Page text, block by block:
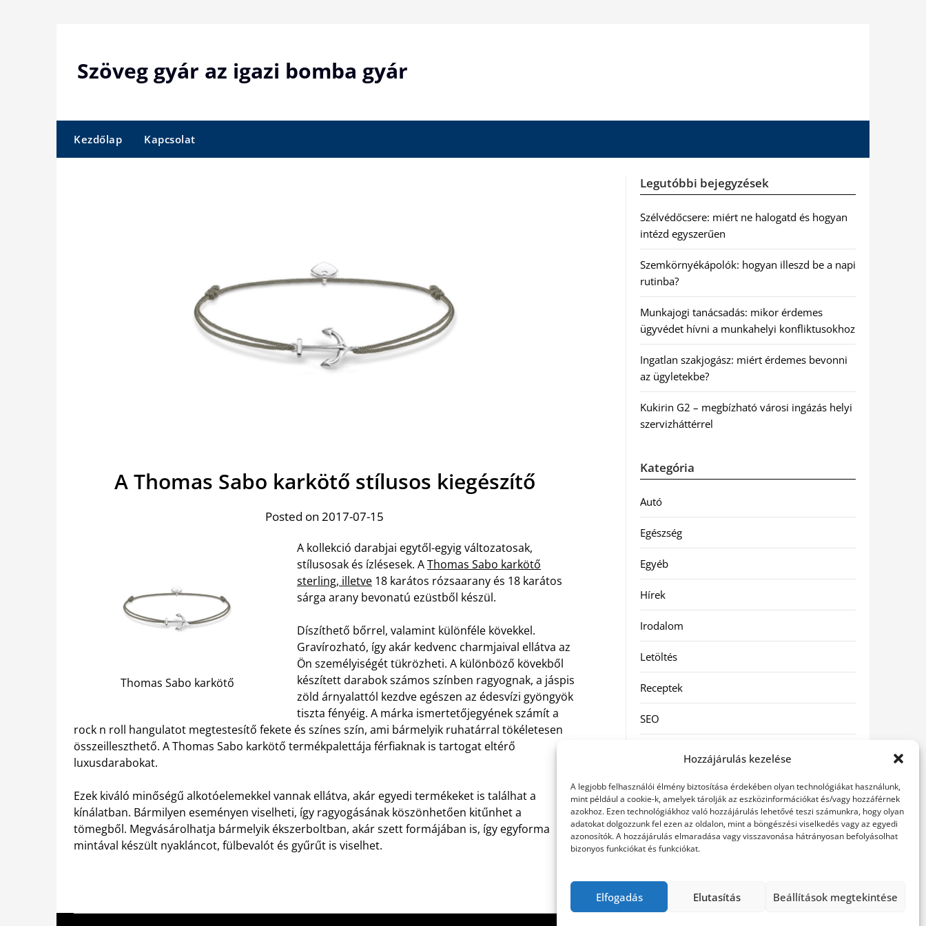
Hozzájárulás kezelése
A legjobb felhasználói élmény biztosítása érdekében olyan technológiákat használunk,
mint például a cookie-k, amelyek tárolják az eszközinformációkat és/vagy hozzáférnek
azokhoz. Ezen technológiákhoz való hozzájárulás lehetővé teszi számunkra, hogy olyan
adatokat dolgozzunk fel ezen az oldalon, mint a böngészési viselkedés vagy az egyedi
azonosítók. A hozzájárulás elmaradása vagy visszavonása hátrányosan befolyásolhat
bizonyos funkciókat és funkciókat.
Elfogadás Elutasítás Beállítások megtekintése
Szöveg gyár az igazi bomba gyár
Kezdőlap Kapcsolat
A Thomas Sabo karkötő stílusos kiegészítő
Posted on 2017-07-15
Thomas Sabo karkötő
A kollekció darabjai egytől-egyig változatosak,
stílusosak és ízlésesek. AThomas Sabo karkötő
sterling, illetve 18 karátos rózsaarany és 18 karátos
sárga arany bevonatú ezüstből készül.
Díszíthető bőrrel, valamint különféle kövekkel.
Gravírozható, így akár kedvenc charmjaival ellátva az
Ön személyiségét tükrözheti. A különböző kövekből
készített darabok számos színben ragyognak, a jáspis
zöld árnyalattól kezdve egészen az édesvízi gyöngyök
tiszta fényéig. A márka ismertetőjegyének számít a
rock n roll hangulatot megtestesítő fekete és színes szín, ami bármelyik ruhatárral tökéletesen
összeilleszthető. A Thomas Sabo karkötő termékpalettája férfiaknak is tartogat eltérő
luxusdarabokat.
Ezek kiváló minőségű alkotóelemekkel vannak ellátva, akár egyedi termékeket is találhat a
kínálatban. Bármilyen eseményen viselheti, így ragyogásának köszönhetően kitűnhet a
tömegből. Megvásárolhatja bármelyik ékszerboltban, akár szett formájában is, így egyforma
mintával készült nyakláncot, fülbevalót és gyűrűt is viselhet.
Legutóbbi bejegyzések
Szélvédőcsere: miért ne halogatd és hogyan
intézd egyszerűen
Szemkörnyékápolók: hogyan illeszd be a napi
rutinba?
Munkajogi tanácsadás: mikor érdemes
ügyvédet hívni a munkahelyi konfliktusokhoz
Ingatlan szakjogász: miért érdemes bevonni
az ügyletekbe?
Kukirin G2 – megbízható városi ingázás helyi
szervizháttérrel
Kategória
Autó
Egészség
Egyéb
Hírek
Irodalom
Letöltés
Receptek
SEO
Szórakozás
Táskák
Vásárlás-Eladás